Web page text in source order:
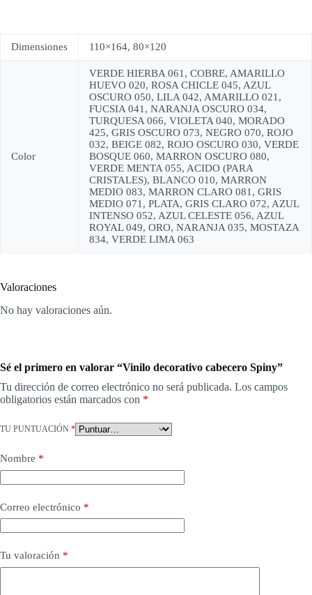
Dimensiones 110×164, 80×120
Color
VERDE HIERBA 061, COBRE, AMARILLO
HUEVO 020, ROSA CHICLE 045, AZUL
OSCURO 050, LILA 042, AMARILLO 021,
FUCSIA 041, NARANJA OSCURO 034,
TURQUESA 066, VIOLETA 040, MORADO
425, GRIS OSCURO 073, NEGRO 070, ROJO
032, BEIGE 082, ROJO OSCURO 030, VERDE
BOSQUE 060, MARRON OSCURO 080,
VERDE MENTA 055, ACIDO (PARA
CRISTALES), BLANCO 010, MARRON
MEDIO 083, MARRON CLARO 081, GRIS
MEDIO 071, PLATA, GRIS CLARO 072, AZUL
INTENSO 052, AZUL CELESTE 056, AZUL
ROYAL 049, ORO, NARANJA 035, MOSTAZA
834, VERDE LIMA 063
Valoraciones
No hay valoraciones aún.
Sé el primero en valorar “Vinilo decorativo cabecero Spiny”
Tu dirección de correo electrónico no será publicada. Los campos
obligatorios están marcados con *
TU PUNTUACIÓN *
Nombre *
Correo electrónico *
Tu valoración *